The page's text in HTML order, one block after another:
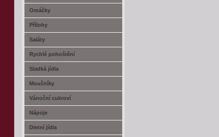
Omáčky
Přílohy
Saláty
Rychlé pohoštění
Sladká jídla
Moučníky
Vánoční cukroví
Nápoje
Dietní jídla